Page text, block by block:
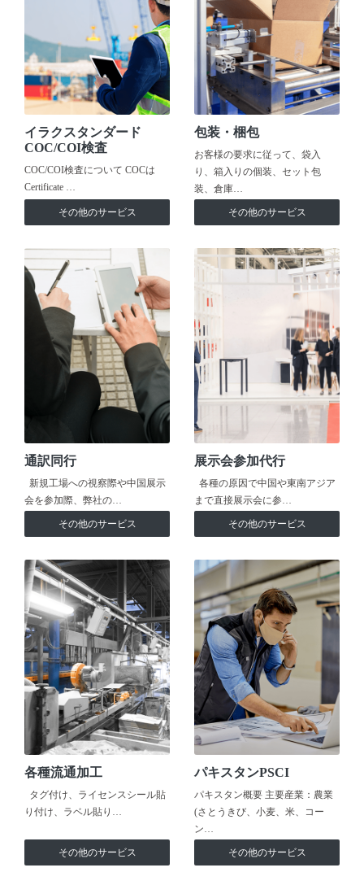
イラクスタンダード
COC/COI検査
COC/COI検査について COCは
Certificate …
その他のサービス
包装・梱包
お客様の要求に従って、袋入
り、箱入りの個装、セット包
装、倉庫…
その他のサービス
通訳同行
新規工場への視察際や中国展示
会を参加際、弊社の…
その他のサービス
展示会参加代行
各種の原因で中国や東南アジア
まで直接展示会に参…
その他のサービス
各種流通加工
タグ付け、ライセンスシール貼
り付け、ラベル貼り…
その他のサービス
パキスタンPSCI
パキスタン概要 主要産業：農業
(さとうきび、小麦、米、コー
ン…
その他のサービス